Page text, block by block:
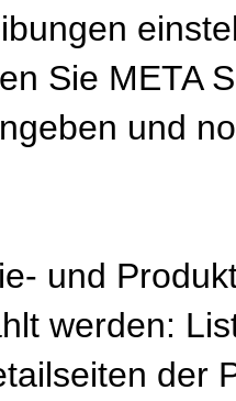
Sie META
und
und
werden:
der